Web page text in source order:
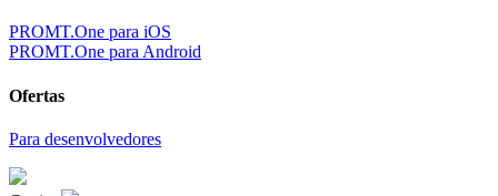
PROMT.One para iOS
PROMT.One para Android
Ofertas
Para desenvolvedores